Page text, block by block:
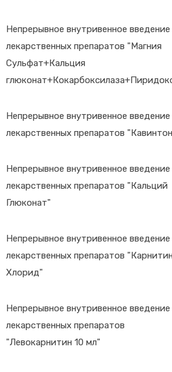
Непрерывное внутривенное введение
лекарственных препаратов "Магния
Сульфат+Кальция
Непрерывное внутривенное введение
лекарственных препаратов
Непрерывное внутривенное введение
лекарственных препаратов "Кальций
Глюконат"
Непрерывное внутривенное введение
лекарственных препаратов "Карнитин
Хлорид"
Непрерывное внутривенное введение
лекарственных препаратов
"Левокарнитин 10 мл"